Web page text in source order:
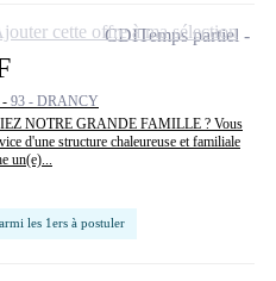
93 - DRANCY
NOTRE GRANDE FAMILLE ? Vous
d'une structure chaleureuse et familiale
un(e)...
les 1ers à postuler
CDITemps partiel
cette offre à ma sélection